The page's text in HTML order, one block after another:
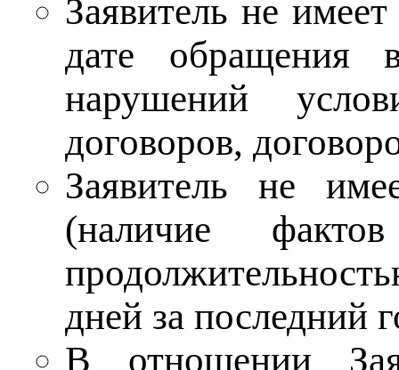
Заявитель не
дате обращения
нарушений
договоров,
Заявитель не
(наличие
дней за последний
В отношении